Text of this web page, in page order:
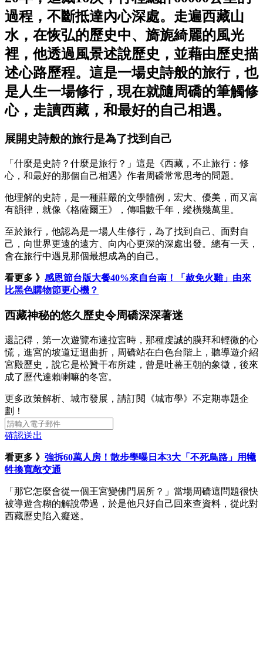
過程，不斷抵達內心深處。走遍西藏山
水，在恢弘的歷史中、旖旎綺麗的風光
裡，他透過風景述說歷史，並藉由歷史描
述心路歷程。這是一場史詩般的旅行，也
是人生一場修行，現在就隨周礄的筆觸修
心，走讀西藏，和最好的自己相遇。
展開史詩般的旅行是為了找到自己
「什麼是史詩？什麼是旅行？」這是《西藏，不止旅行：修
心，和最好的那個自己相遇》作者周礄常常思考的問題。
他理解的史詩，是一種莊嚴的文學體例，宏大、優美，而又富
有韻律，就像《格薩爾王》，傳唱數千年，縱橫幾萬里。
至於旅行，他認為是一場人生修行，為了找到自己、面對自
己，向世界更遠的遠方、向內心更深的深處出發。總有一天，
會在旅行中遇見那個最想成為的自己。
看更多 》 感恩節台版大餐40%來自台南！「赦免火雞」由來
比黑色購物節更心機？
西藏神秘的悠久歷史令周礄深深著迷
還記得，第一次遊覽布達拉宮時，那種虔誠的膜拜和輕微的心
慌，進宮的坡道迂迴曲折，周礄站在白色台階上，聽導遊介紹
宮殿歷史，說它是松贊干布所建，曾是吐蕃王朝的象徵，後來
成了歷代達賴喇嘛的冬宮。
更多政策解析、城市發展，請訂閱《城市學》不定期專題企
劃！
確認送出
看更多 》 強拆60萬人房！散步學曝日本3大「不死鳥路」用犧
牲換寬敞交通
「那它怎麼會從一個王宮變佛門居所？」當場周礄這問題很快
被導遊含糊的解說帶過，於是他只好自己回來查資料，從此對
西藏歷史陷入癡迷。